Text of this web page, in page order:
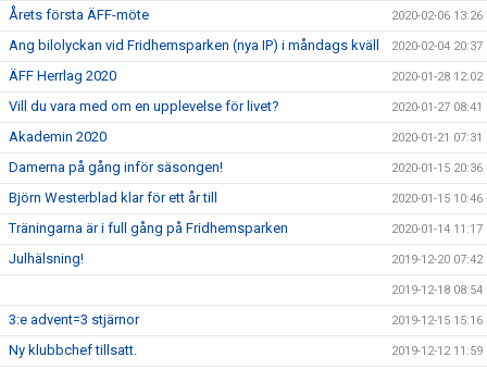
Årets första ÄFF-möte 2020-02-06 13:26
Ang bilolyckan vid Fridhemsparken (nya IP) i måndags kväll 2020-02-04 20:37
ÄFF Herrlag 2020 2020-01-28 12:02
Vill du vara med om en upplevelse för livet? 2020-01-27 08:41
Akademin 2020 2020-01-21 07:31
Damerna på gång inför säsongen! 2020-01-15 20:36
Björn Westerblad klar för ett år till 2020-01-15 10:46
Träningarna är i full gång på Fridhemsparken 2020-01-14 11:17
Julhälsning! 2019-12-20 07:42
2019-12-18 08:54
3:e advent=3 stjärnor 2019-12-15 15:16
Ny klubbchef tillsatt. 2019-12-12 11:59